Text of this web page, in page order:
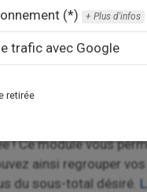
! Ce module vous
ainsi regrouper
du sous-total désiré.
(*)
Plus d'infos
trafic avec Google
retirée